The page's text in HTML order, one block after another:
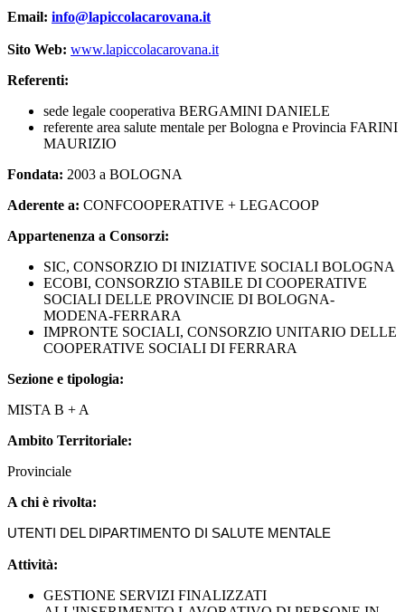
Email: info@lapiccolacarovana.it
Sito Web: www.lapiccolacarovana.it
Referenti:
sede legale cooperativa BERGAMINI DANIELE
referente area salute mentale per Bologna e Provincia FARINI
MAURIZIO
Fondata: 2003 a BOLOGNA
Aderente a: CONFCOOPERATIVE + LEGACOOP
Appartenenza a Consorzi:
SIC, CONSORZIO DI INIZIATIVE SOCIALI BOLOGNA
ECOBI, CONSORZIO STABILE DI COOPERATIVE
SOCIALI DELLE PROVINCIE DI BOLOGNA-
MODENA-FERRARA
IMPRONTE SOCIALI, CONSORZIO UNITARIO DELLE
COOPERATIVE SOCIALI DI FERRARA
Sezione e tipologia:
MISTA B + A
Ambito Territoriale:
Provinciale
A chi è rivolta:
UTENTI DEL DIPARTIMENTO DI SALUTE MENTALE
Attività:
GESTIONE SERVIZI FINALIZZATI